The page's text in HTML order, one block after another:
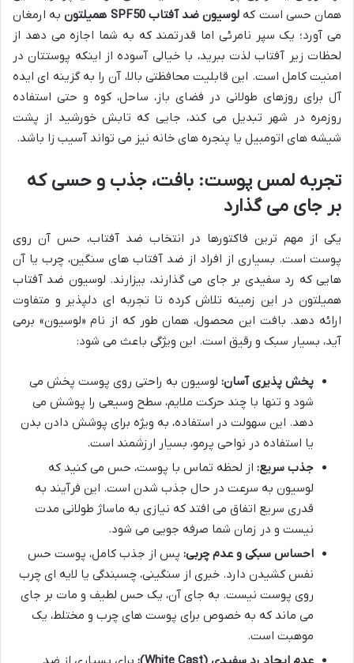
همان حسی است که لوسیون ضد آفتاب SPF50 همیلتون
به ارمغان
می آورد؛ یک سپر نامرئی اما قدرتمند که به شما اجازه می دهد از
لحظات زیر آفتاب لذت ببرید، با خیالی آسوده از اینکه پوستتان در
امنیت کامل است. این قابلیت محافظتی بالا، آن را به گزینه ای ایده
آل برای روزهای طولانی در فضای باز، ساحل، کوه و حتی استفاده
روزمره در شهر تبدیل می کند، جایی که تابش خورشید از پشت
شیشه های اتومبیل یا پنجره های خانه نیز می تواند آسیب زا باشد.
تجربه لمس پوست: بافت، جذب و حسی که
بر جای می گذارد
یکی از مهم ترین فاکتورها در انتخاب ضد آفتاب، حس آن روی
پوست است. بسیاری از افراد از ضد آفتاب های سنگین، چرب یا آن
هایی که رد سفیدی بر جای می گذارند، بیزارند. لوسیون ضد آفتاب
همیلتون در این زمینه تلاش کرده تا تجربه ای دلپذیر و متفاوت
ارائه دهد. بافت این محصول، همان طور که از نام «لوسیون» برمی
آید، بسیار سبک و رقیق است. این ویژگی باعث می شود:
پخش پذیری آسان: لوسیون به راحتی روی پوست پخش می
شود و تنها با چند حرکت ملایم، سطح وسیعی را پوشش می
دهد. این سهولت در استفاده، به ویژه برای پوشش دادن بدن
یا استفاده در نواحی پرمو، بسیار ارزشمند است.
جذب سریع: از لحظه تماس با پوست، حس می کنید که
لوسیون به سرعت در حال جذب شدن است. این فرآیند به
قدری سریع اتفاق می افتد که نیازی به ماساژ طولانی مدت
نیست و در زمان شما صرفه جویی می شود.
احساس سبکی و عدم چربی: پس از جذب کامل، پوست حس
نفس کشیدن دارد. خبری از سنگینی، چسبندگی یا لایه ای چرب
روی پوست نیست. به جای آن، یک حس لطیف و مات بر جای
می ماند که به خصوص برای پوست های چرب و مختلط، یک
موهبت است.